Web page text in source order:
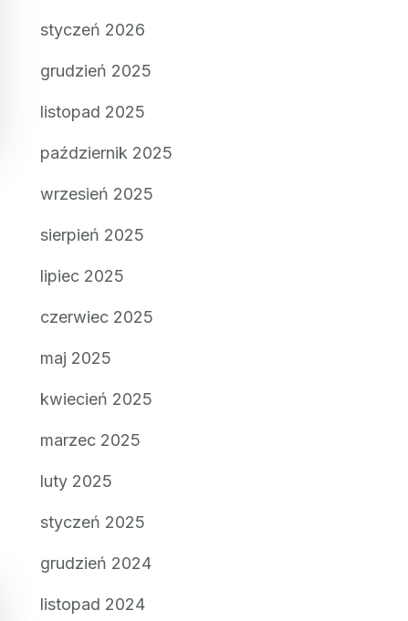
styczeń 2026
grudzień 2025
listopad 2025
październik 2025
wrzesień 2025
sierpień 2025
lipiec 2025
czerwiec 2025
maj 2025
kwiecień 2025
marzec 2025
luty 2025
styczeń 2025
grudzień 2024
listopad 2024